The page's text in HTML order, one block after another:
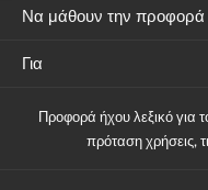
Να μάθουν την
Για
Προφορά ήχου λεξικό για
πρόταση χρήσεις,